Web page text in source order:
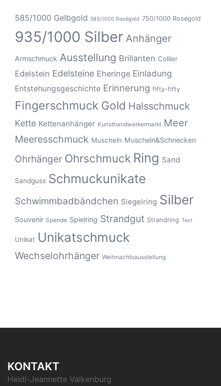
585/1000 Gelbgold 585/1000 Roségold 750/1000 Roségold
935/1000 Silber Anhänger
Armschmuck Ausstellung Brillanten Collier
Edelstein Edelsteine Eheringe Einladung
Entstehungsgeschichte Erinnerung fifty-fifty
Fingerschmuck Gold Halsschmuck
Kette Kettenanhänger Kunsthandwerkermarkt Meer
Meeresschmuck Muscheln Muscheln&Schnecken
Ohrhänger Ohrschmuck Ring Sand
Sandguss Schmuckunikate
Schwimmbadbändchen Siegelring Silber
Souvenir Spende Spielring Strandgut Strandring Text
Unikat Unikatschmuck
Wechselohrhänger Weihnachtsausstellung
KONTAKT
Heidi-Jeannette Valkenburg